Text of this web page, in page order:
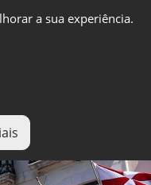
a sua experiência.